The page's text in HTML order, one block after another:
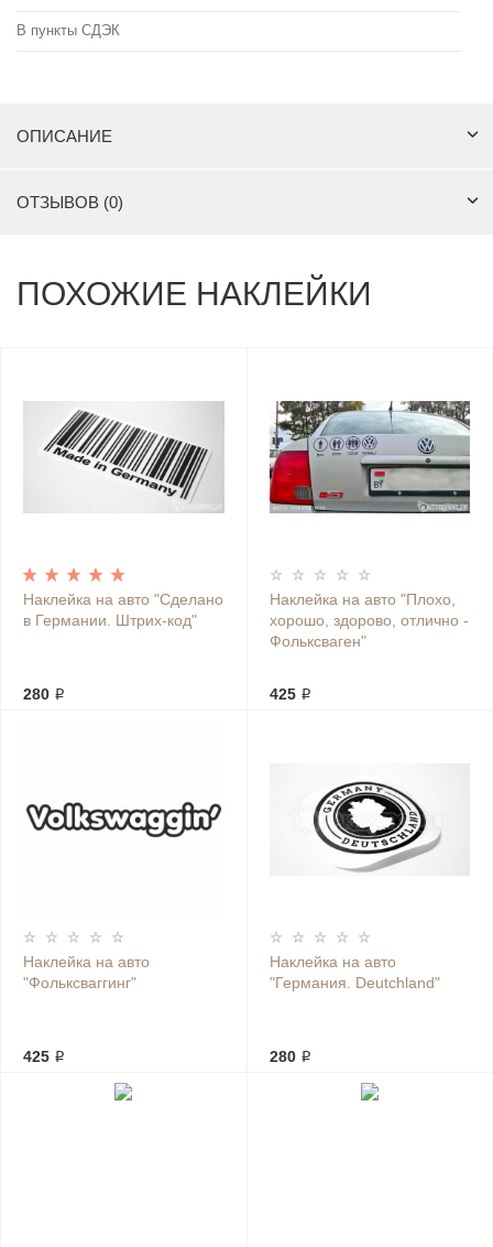
В пункты СДЭК
ОПИСАНИЕ
ОТЗЫВОВ (0)
ПОХОЖИЕ НАКЛЕЙКИ
Наклейка на авто "Сделано
в Германии. Штрих-код"
280 ₽
Наклейка на авто "Плохо,
хорошо, здорово, отлично -
Фольксваген"
425 ₽
Наклейка на авто
"Фольксваггинг"
425 ₽
Наклейка на авто
"Германия. Deutchland"
280 ₽